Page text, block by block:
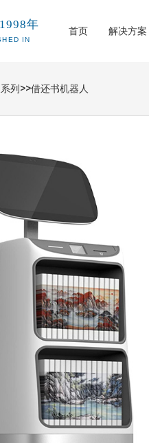
年
IN
首页 解决方案
公共图书馆RFID解
城市书房RFID解决
图书RFID标签/图书
图书盘点及分拣系统
图书消杀与门禁系统
图书馆查询导航系列
软件开发&集成
列>>借还书机器人